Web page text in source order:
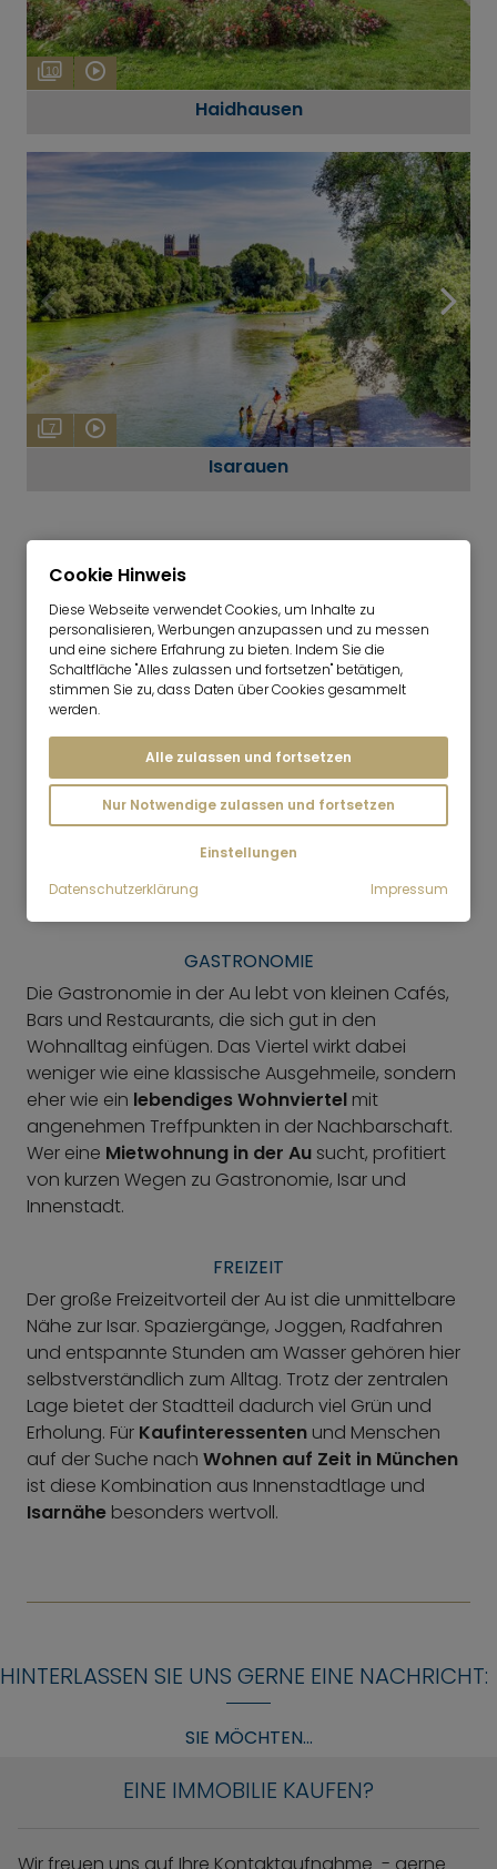
10
Haidhausen
7
Isarauen
EINKAUFEN
Beim Einkaufen ist die Au eher kleinteilig und
alltagsnah geprägt. Viele kleinere Geschäfte,
Wochenmarkt- und Nahversorgungsangebote
rund um den Mariahilfplatz passen gut zum
Charakter des Viertels. Für eineImmobilie in der Au
ist diese Struktur ein klarer Vorteil: Diezentrale
bleibt überschaubar, während wichtige
werden können
GASTRONOMIE
Die Gastronomie in der Au lebt von kleinen Cafés,
Bars und Restaurants, die sich gut in den
Wohnalltag einfügen. Das Viertel wirkt dabei
weniger wie eine klassische Ausgehmeile, sondern
eher wie ein lebendiges Wohnviertel mit
angenehmen Treffpunkten in der Nachbarschaft.
Wer eine Mietwohnung in der Au sucht, profitiert
von kurzen Wegen zu Gastronomie, Isar und
Innenstadt.
FREIZEIT
Der große Freizeitvorteil der Au ist die unmittelbare
Nähe zur Isar. Spaziergänge, Joggen, Radfahren
und entspannte Stunden am Wasser gehören hier
selbstverständlich zum Alltag. Trotz der zentralen
Lage bietet der Stadtteil dadurch viel Grün und
Erholung. Für Kaufinteressenten und Menschen
auf der Suche nach Wohnen auf Zeit in München
ist diese Kombination aus Innenstadtlage und
Isarnähe besonders wertvoll.
HINTERLASSEN SIE UNS GERNE EINE NACHRICHT:
SIE MÖCHTEN...
EINE IMMOBILIE KAUFEN?
Cookie Hinweis
Diese Webseite verwendet Cookies, um Inhalte zu
personalisieren, Werbungen anzupassen und zu messen
und eine sichere Erfahrung zu bieten. Indem Sie die
Schaltfläche "Alles zulassen und fortsetzen" betätigen,
stimmen Sie zu, dass Daten über Cookies gesammelt
werden.
Alle zulassen und fortsetzen
Nur Notwendige zulassen und fortsetzen
Einstellungen
Datenschutzerklärung
Impressum